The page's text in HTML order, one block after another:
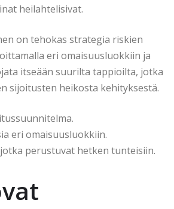
heilahtelisivat.
on tehokas strategia riskien
eri omaisuusluokkiin ja
itseään suurilta tappioilta, jotka
sijoitusten heikosta kehityksestä.
eri omaisuusluokkiin.
perustuvat hetken tunteisiin.